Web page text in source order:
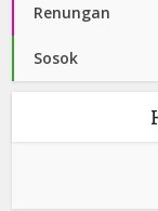
Renungan
Sosok